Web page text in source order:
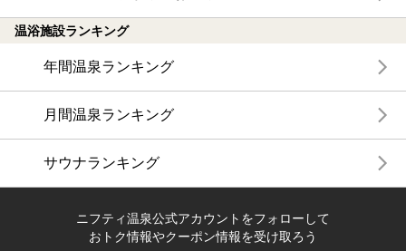
温浴施設ランキング
年間温泉ランキング
月間温泉ランキング
サウナランキング
ニフティ温泉公式アカウントをフォローして
おトク情報やクーポン情報を受け取ろう